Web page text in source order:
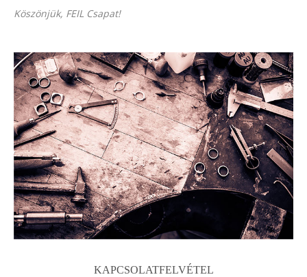
Köszönjük, FEIL Csapat!
KAPCSOLATFELVÉTEL